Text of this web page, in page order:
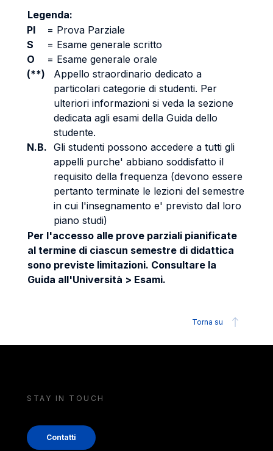
Legenda:
PI
= Prova Parziale
S
= Esame generale scritto
O
= Esame generale orale
(**)
Appello straordinario dedicato a
particolari categorie di studenti. Per
ulteriori informazioni si veda la sezione
dedicata agli esami della Guida dello
studente.
N.B. Gli studenti possono accedere a tutti gli
appelli purche' abbiano soddisfatto il
requisito della frequenza (devono essere
pertanto terminate le lezioni del semestre
in cui l'insegnamento e' previsto dal loro
piano studi)
Per l'accesso alle prove parziali pianificate
al termine di ciascun semestre di didattica
sono previste limitazioni. Consultare la
Guida all'Università > Esami.
Torna su
STAY IN TOUCH
Contatti